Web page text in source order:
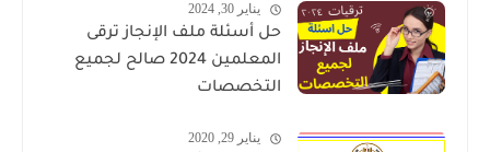
يناير 30, 2024
حل أسئلة ملف الإنجاز ترقى
المعلمين 2024 صالح لجميع
التخصصات
يناير 29, 2020